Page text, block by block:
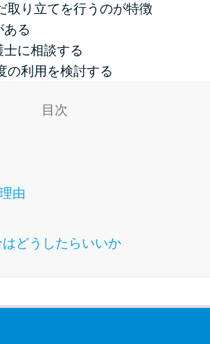
取り立てを行うのが特徴
る
に相談する
の利用を検討する
目次
由
どうしたらいいか